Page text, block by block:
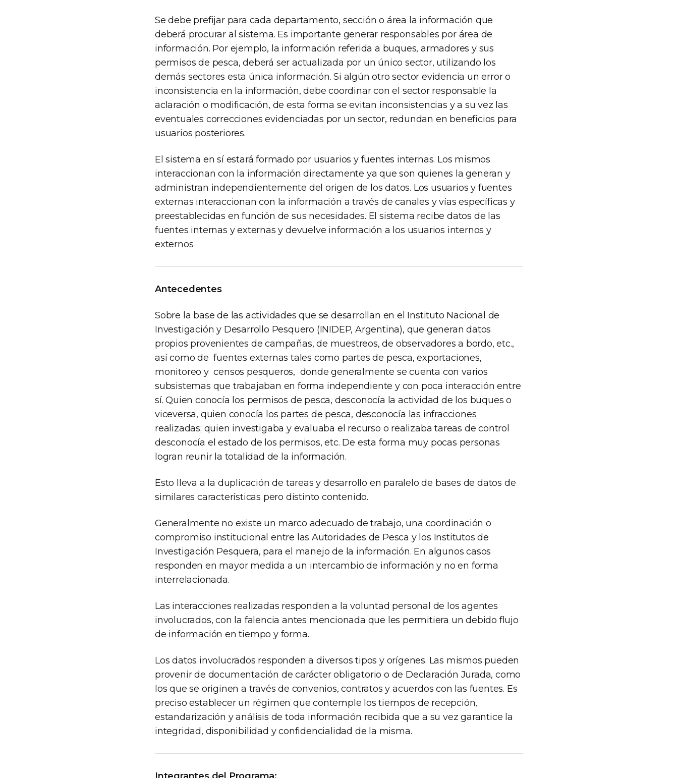
Se debe prefijar para cada departamento, sección o área la información que
deberá procurar al sistema. Es importante generar responsables por área de
información. Por ejemplo, la información referida a buques, armadores y sus
permisos de pesca, deberá ser actualizada por un único sector, utilizando los
demás sectores esta única información. Si algún otro sector evidencia un error o
inconsistencia en la información, debe coordinar con el sector responsable la
aclaración o modificación, de esta forma se evitan inconsistencias y a su vez las
eventuales correcciones evidenciadas por un sector, redundan en beneficios para
usuarios posteriores.
El sistema en sí estará formado por usuarios y fuentes internas. Los mismos
interaccionan con la información directamente ya que son quienes la generan y
administran independientemente del origen de los datos. Los usuarios y fuentes
externas interaccionan con la información a través de canales y vías específicas y
preestablecidas en función de sus necesidades. El sistema recibe datos de las
fuentes internas y externas y devuelve información a los usuarios internos y
externos
Antecedentes
Sobre la base de las actividades que se desarrollan en el Instituto Nacional de
Investigación y Desarrollo Pesquero (INIDEP, Argentina), que generan datos
propios provenientes de campañas, de muestreos, de observadores a bordo, etc.,
así como de fuentes externas tales como partes de pesca, exportaciones,
monitoreo y censos pesqueros, donde generalmente se cuenta con varios
subsistemas que trabajaban en forma independiente y con poca interacción entre
sí. Quien conocía los permisos de pesca, desconocía la actividad de los buques o
viceversa, quien conocía los partes de pesca, desconocía las infracciones
realizadas; quien investigaba y evaluaba el recurso o realizaba tareas de control
desconocía el estado de los permisos, etc. De esta forma muy pocas personas
logran reunir la totalidad de la información.
Esto lleva a la duplicación de tareas y desarrollo en paralelo de bases de datos de
similares características pero distinto contenido.
Generalmente no existe un marco adecuado de trabajo, una coordinación o
compromiso institucional entre las Autoridades de Pesca y los Institutos de
Investigación Pesquera, para el manejo de la información. En algunos casos
responden en mayor medida a un intercambio de información y no en forma
interrelacionada.
Las interacciones realizadas responden a la voluntad personal de los agentes
involucrados, con la falencia antes mencionada que les permitiera un debido flujo
de información en tiempo y forma.
Los datos involucrados responden a diversos tipos y orígenes. Las mismos pueden
provenir de documentación de carácter obligatorio o de Declaración Jurada, como
los que se originen a través de convenios, contratos y acuerdos con las fuentes. Es
preciso establecer un régimen que contemple los tiempos de recepción,
estandarización y análisis de toda información recibida que a su vez garantice la
integridad, disponibilidad y confidencialidad de la misma.